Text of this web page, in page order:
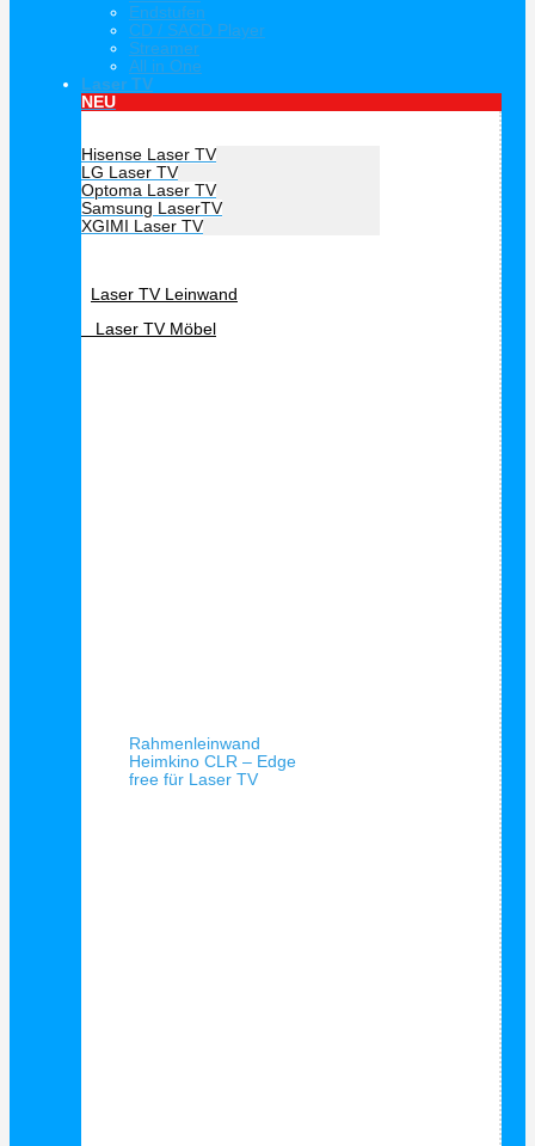
Endstufen
CD / SACD Player
Streamer
All in One
Laser TV
NEU
Hisense Laser TV
LG Laser TV
Optoma Laser TV
Samsung LaserTV
XGIMI Laser TV
Laser TV Leinwand
Laser TV Möbel
Rahmenleinwand
Heimkino CLR – Edge
free für Laser TV